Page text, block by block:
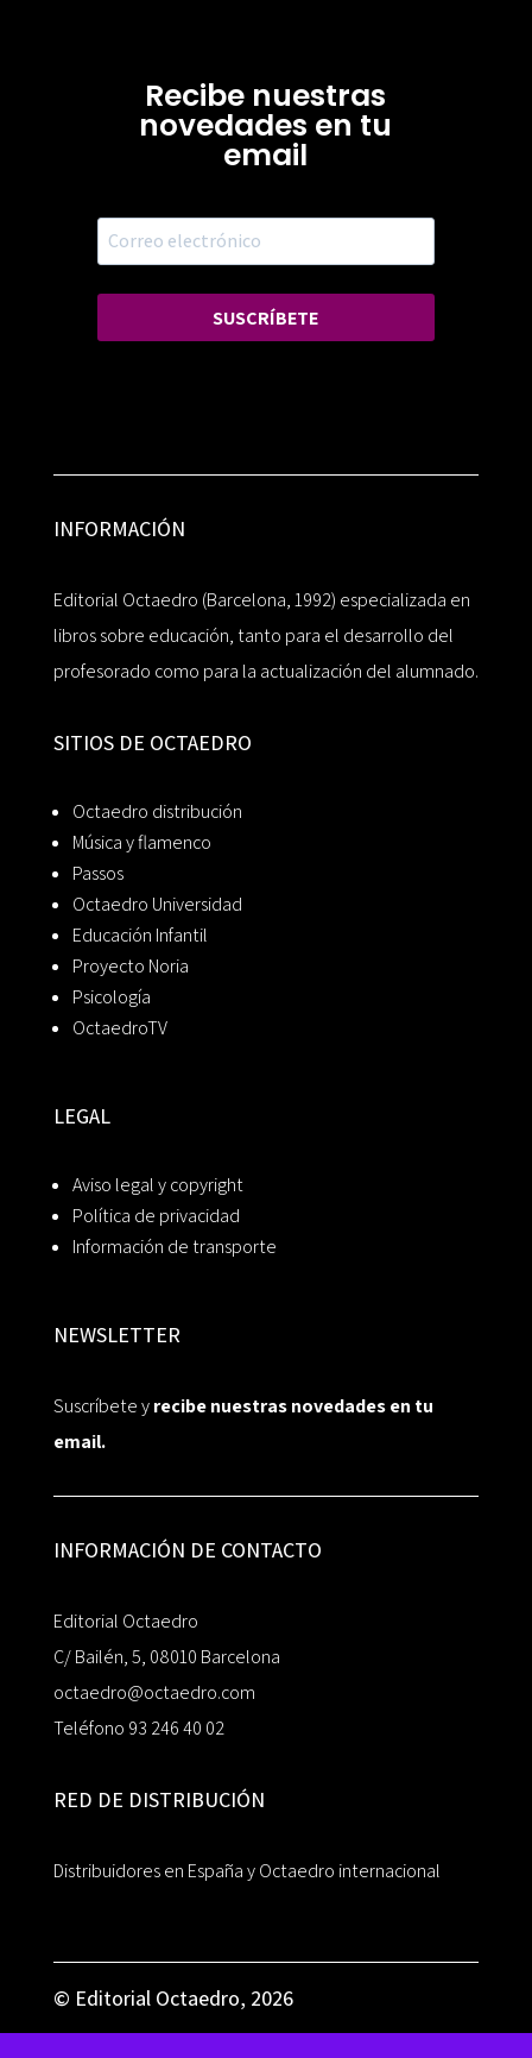
Recibe nuestras
novedades en tu
email
SUSCRÍBETE
INFORMACIÓN
Editorial Octaedro (Barcelona, 1992) especializada en
libros sobre educación, tanto para el desarrollo del
profesorado como para la actualización del alumnado.
SITIOS DE OCTAEDRO
Octaedro distribución
Música y flamenco
Passos
Octaedro Universidad
Educación Infantil
Proyecto Noria
Psicología
OctaedroTV
LEGAL
Aviso legal y copyright
Política de privacidad
Información de transporte
NEWSLETTER
Suscríbete yrecibe nuestras novedades en tu
email.
INFORMACIÓN DE CONTACTO
Editorial Octaedro
C/ Bailén, 5, 08010 Barcelona
octaedro@octaedro.com
Teléfono 93 246 40 02
RED DE DISTRIBUCIÓN
Distribuidores en España y Octaedro internacional
© Editorial Octaedro, 2026